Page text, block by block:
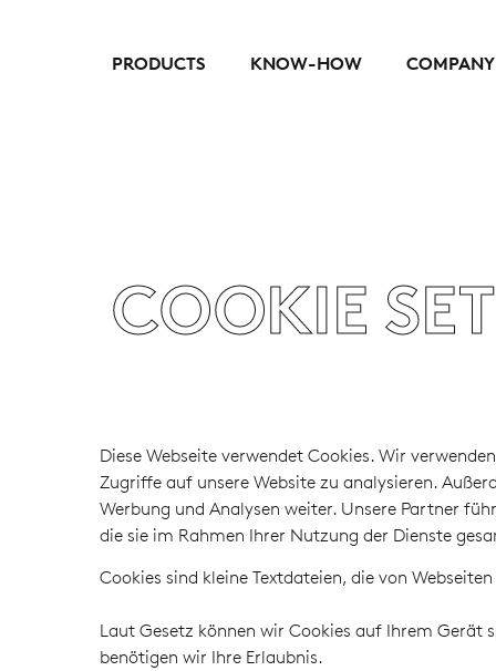
PRODUCTS KNOW-HOW COMPANY
COOKIE
Diese Webseite verwendet Cookies. Wir
Zugriffe auf unsere Website zu analysieren.
Werbung und Analysen weiter. Unsere Partner
die sie im Rahmen Ihrer Nutzung der Dienste
Cookies sind kleine Textdateien, die von
Laut Gesetz können wir Cookies auf Ihrem Gerät
benötigen wir Ihre Erlaubnis.